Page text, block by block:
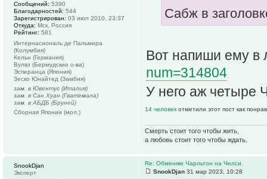
Сабж в
Вот напиши ему в
num=314804
У него аж четыре
14 человек отметили этот пост как
Смерть стоит того чтобы жить,
а любовь стоит того чтобы ждать.
Сообщений: 5390
Благодарностей: 544
Зарегистрирован: 03 июл 2010, 23:37
Откуда: Мск, Россия
Рейтинг: 581
Интернасиональ де Пальмира
(Колумбия)
Кельн (Германия)
Вулвз (Бермудские о-ва)
Эсперанца (Япония)
Зеско Юнайтед (Замбия)
зам. в Ювентус (Италия)
зам. в Сан Хуан (Гватемала)
зам. в АБДБ (Бруней)
Сборная Японии (мол.)
Re: Обменяю Чарльтон на Челси.
SnookDjan 31 мар 2023, 10:28
SnookDjan
Эксперт